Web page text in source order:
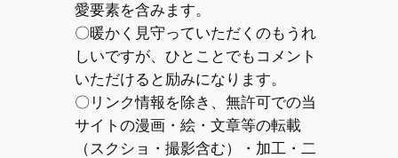
愛要素を含みます。
〇暖かく見守っていただくのもうれ
しいですが、ひとことでもコメント
いただけると励みになります。
〇リンク情報を除き、無許可での当
サイトの漫画・絵・文章等の転載
（スクショ・撮影含む）・加工・二